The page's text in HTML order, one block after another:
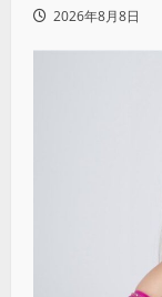
2026年8月8日